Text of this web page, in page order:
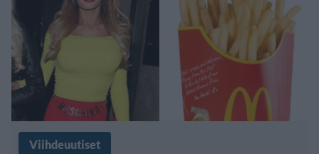
Viihdeuutiset